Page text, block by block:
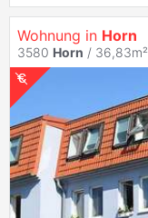
Wohnung in Horn
3580 Horn / 36,83m²